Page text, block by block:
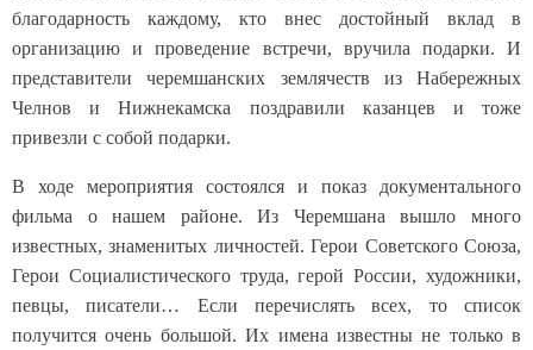
благодарность каждому, кто внес достойный вклад в
организацию и проведение встречи, вручила подарки. И
представители черемшанских землячеств из Набережных
Челнов и Нижнекамска поздравили казанцев и тоже
привезли с собой подарки.
В ходе мероприятия состоялся и показ документального
фильма о нашем районе. Из Черемшана вышло много
известных, знаменитых личностей. Герои Советского Союза,
Герои Социалистического труда, герой России, художники,
певцы, писатели… Если перечислять всех, то список
получится очень большой. Их имена известны не только в